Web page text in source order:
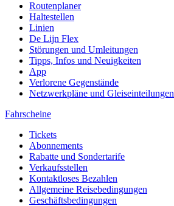
Routenplaner
Haltestellen
Linien
De Lijn Flex
Störungen und Umleitungen
Tipps, Infos und Neuigkeiten
App
Verlorene Gegenstände
Netzwerkpläne und Gleiseinteilungen
Fahrscheine
Tickets
Abonnements
Rabatte und Sondertarife
Verkaufsstellen
Kontaktloses Bezahlen
Allgemeine Reisebedingungen
Geschäftsbedingungen